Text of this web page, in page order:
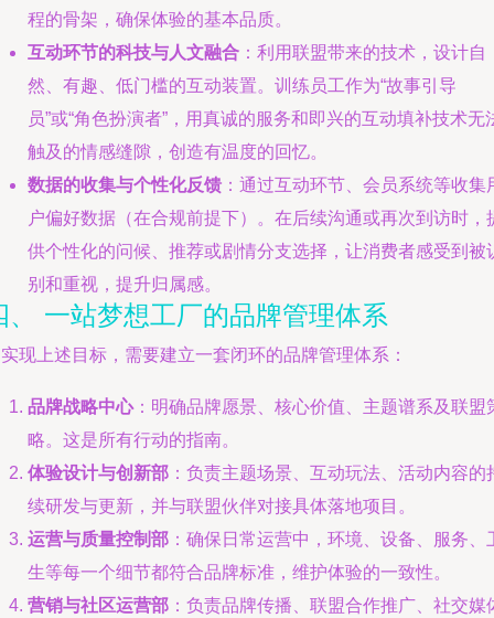
程的骨架，确保体验的基本品质。
互动环节的科技与人文融合 ：利用联盟带来的技术，设计自
然、有趣、低门槛的互动装置。训练员工作为“故事引导
员”或“角色扮演者”，用真诚的服务和即兴的互动填补技术无
触及的情感缝隙，创造有温度的回忆。
数据的收集与个性化反馈 ：通过互动环节、会员系统等收集
户偏好数据（在合规前提下）。在后续沟通或再次到访时，
供个性化的问候、推荐或剧情分支选择，让消费者感受到被
别和重视，提升归属感。
、 一站梦想工厂的品牌管理体系
现上述目标，需要建立一套闭环的品牌管理体系：
品牌战略中心：明确品牌愿景、核心价值、主题谱系及联盟
略。这是所有行动的指南。
体验设计与创新部 ：负责主题场景、互动玩法、活动内容的
续研发与更新，并与联盟伙伴对接具体落地项目。
运营与质量控制部 ：确保日常运营中，环境、设备、服务、
生等每一个细节都符合品牌标准，维护体验的一致性。
营销与社区运营部 ：负责品牌传播、联盟合作推广、社交媒